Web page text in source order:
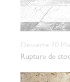
Desserte 70
Rupture de